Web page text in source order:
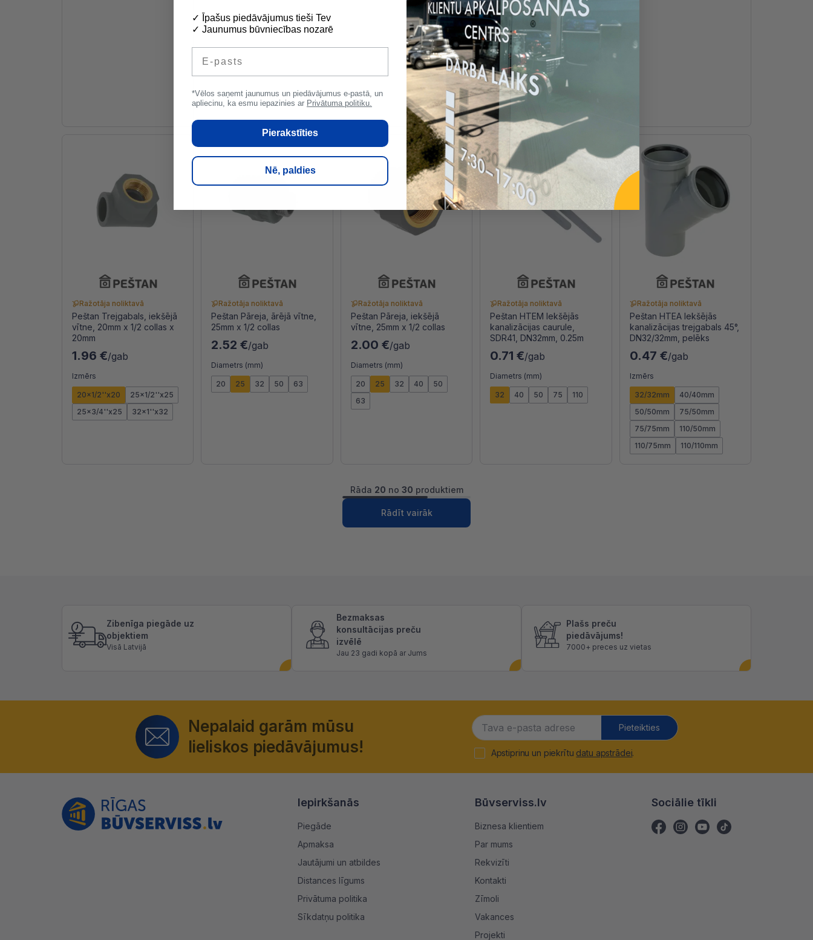
40x32x40mm
40x40x40mm
50x25x50mm
50x50x50mm
63x25x63mm
63x63x63mm
110x110x110mm
Ražotāja noliktavā
Peštan Trejgabals, iekšējā
vītne, 20mm x 1/2 collas x
20mm
1.96 €/gab
Izmērs
20x1/2''x20
25x1/2''x25
25x3/4''x25
32x1''x32
Ražotāja noliktavā
Peštan Pāreja, ārējā vītne,
25mm x 1/2 collas
2.52 €/gab
Diametrs (mm)
20 25 32 50 63
Ražotāja noliktavā
Peštan Pāreja, iekšējā
vītne, 25mm x 1/2 collas
2.00 €/gab
Diametrs (mm)
20 25 32 40
50
63
Ražotāja noliktavā
Peštan HTEM Iekšējās
kanalizācijas caurule,
SDR41, DN32mm, 0.25m
0.71 €/gab
Diametrs (mm)
32 40 50 75 110
Ražotāja noliktavā
Peštan HTEA Iekšējās
kanalizācijas trejgabals 45°,
DN32/32mm, pelēks
0.47 €/gab
Izmērs
32/32mm
40/40mm
50/50mm
75/50mm
75/75mm
110/50mm
110/75mm
110/110mm
Rāda 20 no 30 produktiem
Rādīt vairāk
1 2 Nākošā
Zibenīga piegāde uz
objektiem
Visā Latvijā
Bezmaksas
konsultācijas preču
izvēlē
Jau 23 gadi kopā ar Jums
Plašs preču
piedāvājums!
7000+ preces uz vietas
Nepalaid garām mūsu
lieliskos piedāvājumus!
Pieteikties
Apstiprinu un piekrītu datu apstrādei.
Iepirkšanās
Piegāde
Apmaksa
Jautājumi un atbildes
Distances līgums
Privātuma politika
Sīkdatņu politika
Būvserviss.lv
Biznesa klientiem
Par mums
Rekvizīti
Kontakti
Zīmoli
Vakances
Projekti
Sociālie tīkli
✓ Īpašus piedāvājumus tieši Tev
✓ Jaunumus būvniecības nozarē
*Vēlos saņemt jaunumus un piedāvājumus e-pastā, un
apliecinu, ka esmu iepazinies ar Privātuma politiku.
Pierakstīties
Nē, paldies